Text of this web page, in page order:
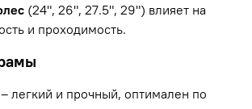
(24", 26", 27.5", 29") влияет на
и проходимость.
– легкий и прочный, оптимален по